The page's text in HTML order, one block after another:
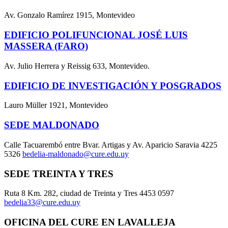
Av. Gonzalo Ramírez 1915, Montevideo
EDIFICIO POLIFUNCIONAL JOSÉ LUIS
MASSERA (FARO)
Av. Julio Herrera y Reissig 633, Montevideo.
EDIFICIO DE INVESTIGACIÓN Y POSGRADOS
Lauro Müller 1921, Montevideo
SEDE MALDONADO
Calle Tacuarembó entre Bvar. Artigas y Av. Aparicio Saravia 4225
5326 bedelia-maldonado@cure.edu.uy
SEDE TREINTA Y TRES
Ruta 8 Km. 282, ciudad de Treinta y Tres 4453 0597
bedelia33@cure.edu.uy
OFICINA DEL CURE EN LAVALLEJA